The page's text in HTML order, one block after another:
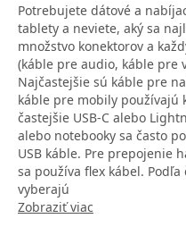
Potrebujete dátové a
tablety a neviete, aký sa
množstvo konektorov a
(káble pre audio, káble pre
Najčastejšie sú káble pre
káble pre mobily používajú
častejšie USB-C alebo
alebo notebooky sa často
USB káble. Pre prepojenie
sa používa flex kábel.
vyberajú
Zobraziť viac